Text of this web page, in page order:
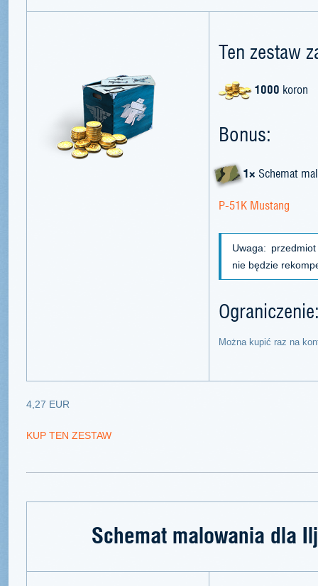
Ten zestaw
1000 koron
Bonus:
1× Schemat
P-51K Mustang
Uwaga:
nie będzie
Można kupić raz na
4,27 EUR
KUP TEN ZESTAW
Schemat malowania dla